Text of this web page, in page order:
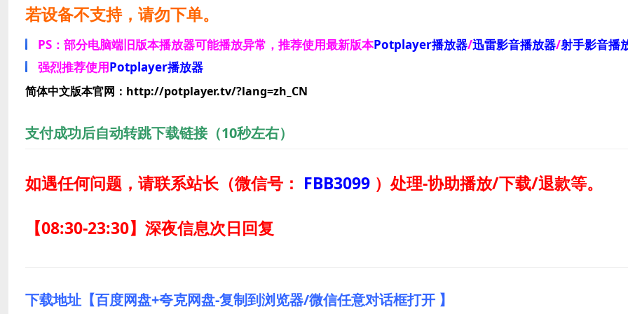
若设备不支持，请勿下单。
PS：部分电脑端旧版本播放器可能播放异常，推荐使用最新版本Potplayer播放器/迅雷影音播放器/射手影音播
强烈推荐使用Potplayer播放器
简体中文版本官网：http://potplayer.tv/?lang=zh_CN
支付成功后自动转跳下载链接（10秒左右）
如遇任何问题，请联系站长（微信号： FBB3099 ） 处理-协助播放/下载/退款等。
【08:30-23:30】深夜信息次日回复
下载地址【百度网盘+夸克网盘-复制到浏览器/微信任意对话框打开 】